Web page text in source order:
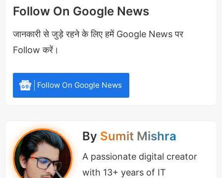
Dhruv Rathee ने कहा की मुझे
पॉलिटिकल विडियोज बनाना पसंद नहीं
Follow On Google News
जानकारी से जुड़े रहने के लिए हमें Google News पर
Follow करें।
Follow On Google News
By Sumit Mishra
A passionate digital creator
with 13+ years of IT